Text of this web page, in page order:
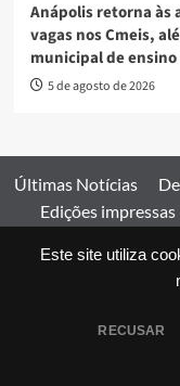
Este site utiliza
RECUSAR
Anápolis retorna às
vagas nos Cmeis,
municipal de ensino
5 de agosto de 2026
Últimas Notícias
Edições impressas
Comercial
© 2026 Jornal